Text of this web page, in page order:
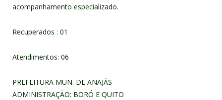
acompanhamento especializado.
Recuperados : 01
Atendimentos: 06
PREFEITURA MUN. DE ANAJÁS
ADMINISTRAÇÃO: BORÓ E QUITO